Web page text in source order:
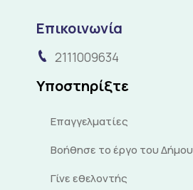
Επικοινωνία
2111009634
Υποστηρίξτε
Επαγγελματίες
Βοήθησε το έργο του Δήμου
Γίνε εθελοντής